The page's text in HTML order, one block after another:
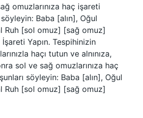
omuzlarınıza haç işareti
Baba [alın], Oğul
Ruh [sol omuz] [sağ omuz]
Yapın. Tespihinizin
haçı tutun ve alnınıza,
sol ve sağ omuzlarınıza haç
söyleyin: Baba [alın], Oğul
Ruh [sol omuz] [sağ omuz]